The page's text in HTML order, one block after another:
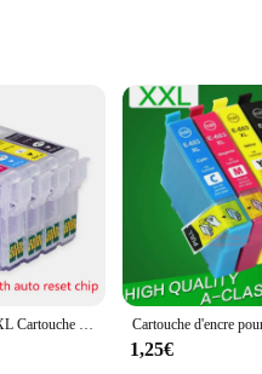
for your Epson printer.
the need for frequent
ensuring a seamless
designed to be user-friendly,
Europe T603 603XL Cartouche d'encre illable pour Epson XP-4105 XP-2100 XP-2105 XP-3100 XP-3105 XP-4100 WF-2810 WF-2830 WF-2835
1,25€